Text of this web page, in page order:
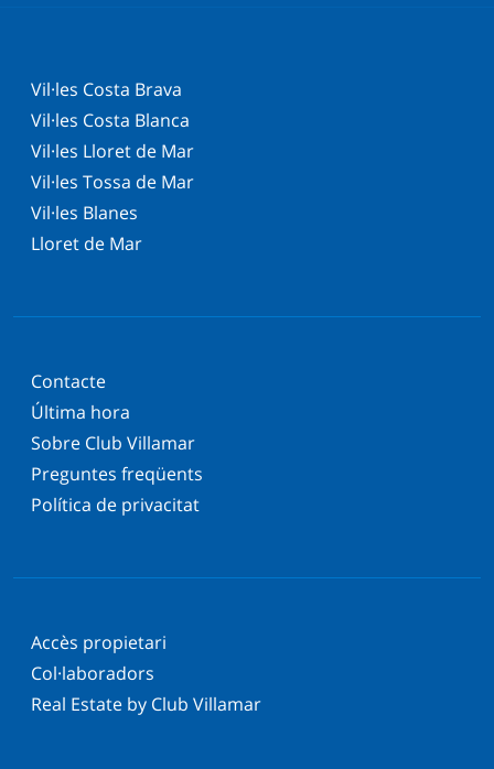
Vil·les Costa Brava
Vil·les Costa Blanca
Vil·les Lloret de Mar
Vil·les Tossa de Mar
Vil·les Blanes
Lloret de Mar
Contacte
Última hora
Sobre Club Villamar
Preguntes freqüents
Política de privacitat
Accès propietari
Col·laboradors
Real Estate by Club Villamar